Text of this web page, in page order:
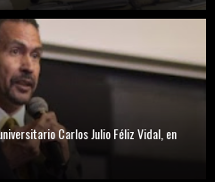
Carlos Julio Féliz Vidal, en